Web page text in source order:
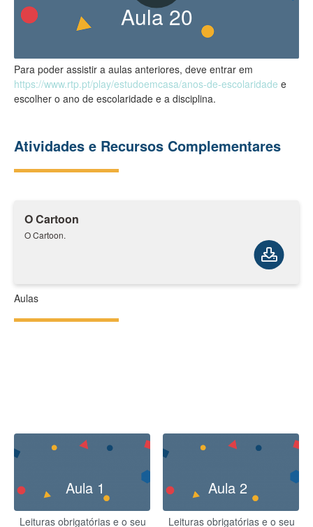
Aula20
Para poder assistir a aulas anteriores, deve entrar em
https://www.rtp.pt/play/estudoemcasa/anos-de-escolaridade e
escolher o ano de escolaridade e a disciplina.
Atividades e Recursos Complementares
O Cartoon
O Cartoon.
Aulas
Aula 1
Leituras obrigatórias e o seu
Aula 2
Leituras obrigatórias e o seu